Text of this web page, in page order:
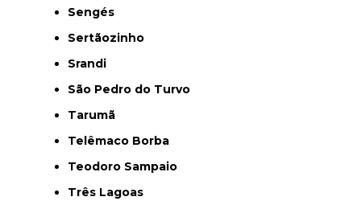
Sengés
Sertãozinho
Srandi
São Pedro do Turvo
Tarumã
Telêmaco Borba
Teodoro Sampaio
Três Lagoas